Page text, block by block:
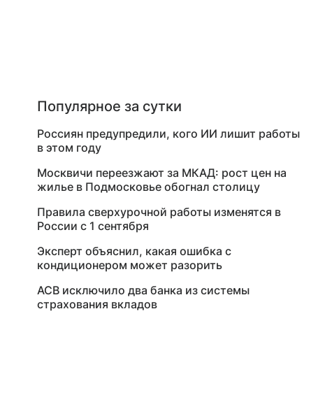
Популярное за сутки
Россиян предупредили, кого ИИ лишит работы
в этом году
Москвичи переезжают за МКАД: рост цен на
жилье в Подмосковье обогнал столицу
Правила сверхурочной работы изменятся в
России с 1 сентября
Эксперт объяснил, какая ошибка с
кондиционером может разорить
АСВ исключило два банка из системы
страхования вкладов